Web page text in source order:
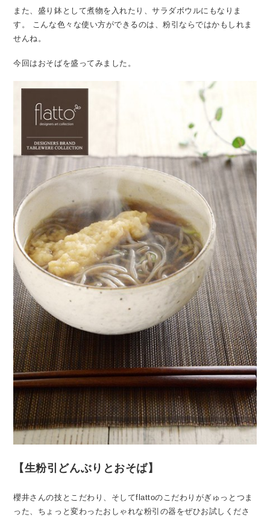
また、盛り鉢として煮物を入れたり、サラダボウルにもなりま
す。
こんな色々な使い方ができるのは、粉引ならではかもしれま
せんね。
今回はおそばを盛ってみました。
【生粉引どんぶりとおそば】
櫻井さんの技とこだわり、そしてflattoのこだわりがぎゅっとつま
った、ちょっと変わったおしゃれな粉引の器をぜひお試しくださ